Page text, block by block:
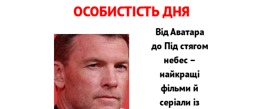
ОСОБИСТІСТЬ ДНЯ
Від Аватара
до Під стягом
небес –
найкращі
фільми й
серіали із